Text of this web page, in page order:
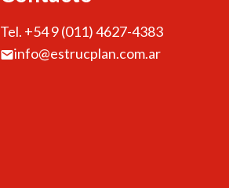
Tel. +54 9 (011) 4627-4383
info@estrucplan.com.ar